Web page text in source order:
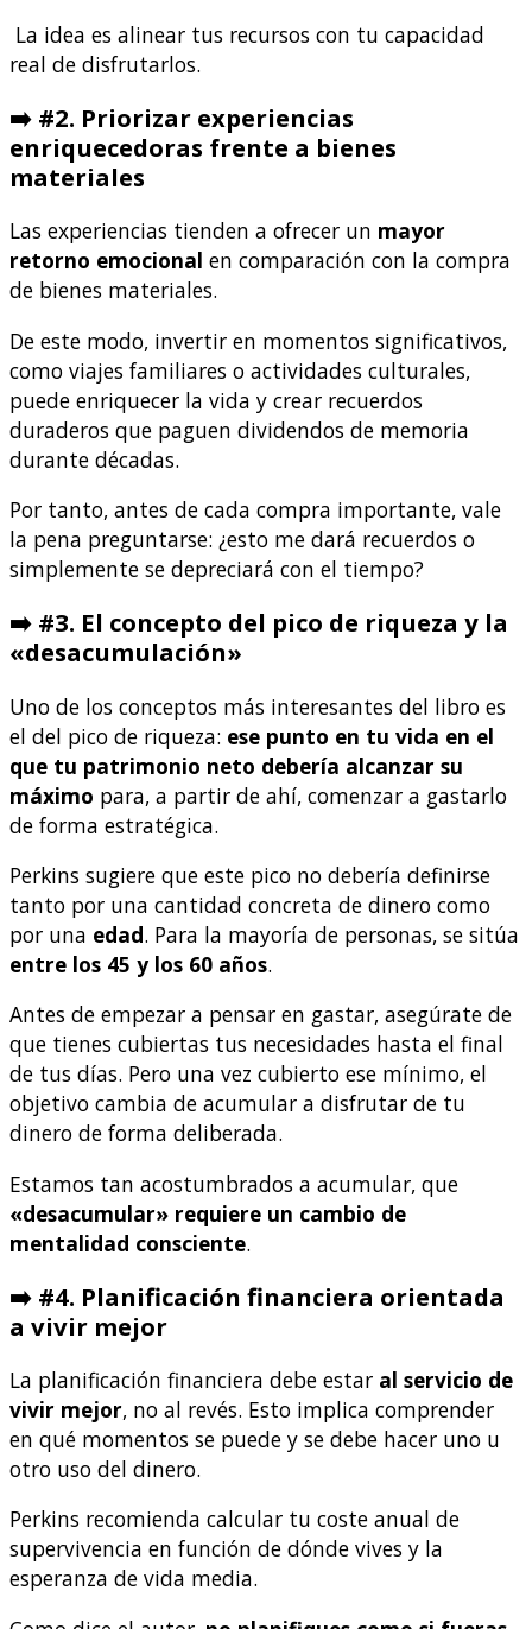
La idea es alinear tus recursos con tu capacidad
real de disfrutarlos.
➡️ #2. Priorizar experiencias
enriquecedoras frente a bienes
materiales
Las experiencias tienden a ofrecer un mayor
retorno emocional en comparación con la compra
de bienes materiales.
De este modo, invertir en momentos significativos,
como viajes familiares o actividades culturales,
puede enriquecer la vida y crear recuerdos
duraderos que paguen dividendos de memoria
durante décadas.
Por tanto, antes de cada compra importante, vale
la pena preguntarse: ¿esto me dará recuerdos o
simplemente se depreciará con el tiempo?
➡️ #3. El concepto del pico de riqueza y la
«desacumulación»
Uno de los conceptos más interesantes del libro es
el del pico de riqueza: ese punto en tu vida en el
que tu patrimonio neto debería alcanzar su
máximo para, a partir de ahí, comenzar a gastarlo
de forma estratégica.
Perkins sugiere que este pico no debería definirse
tanto por una cantidad concreta de dinero como
por una edad. Para la mayoría de personas, se sitúa
entre los 45 y los 60 años.
Antes de empezar a pensar en gastar, asegúrate de
que tienes cubiertas tus necesidades hasta el final
de tus días. Pero una vez cubierto ese mínimo, el
objetivo cambia de acumular a disfrutar de tu
dinero de forma deliberada.
Estamos tan acostumbrados a acumular, que
«desacumular» requiere un cambio de
mentalidad consciente.
➡️ #4. Planificación financiera orientada
a vivir mejor
La planificación financiera debe estar al servicio de
vivir mejor, no al revés. Esto implica comprender
en qué momentos se puede y se debe hacer uno u
otro uso del dinero.
Perkins recomienda calcular tu coste anual de
supervivencia en función de dónde vives y la
esperanza de vida media.